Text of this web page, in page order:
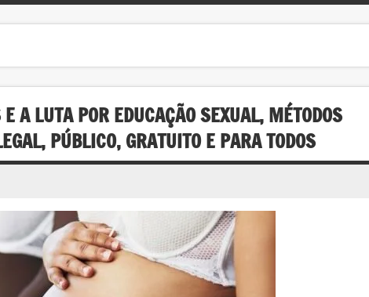
A LUTA POR EDUCAÇÃO SEXUAL, MÉTODOS
PÚBLICO, GRATUITO E PARA TODOS